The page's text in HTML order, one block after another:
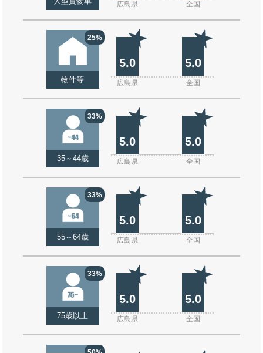
広島県 全国
25%
物件等
5.0 5.0
広島県 全国
33%
35～44歳
5.0 5.0
広島県 全国
33%
55～64歳
5.0 5.0
広島県 全国
33%
75歳以上
5.0 5.0
広島県 全国